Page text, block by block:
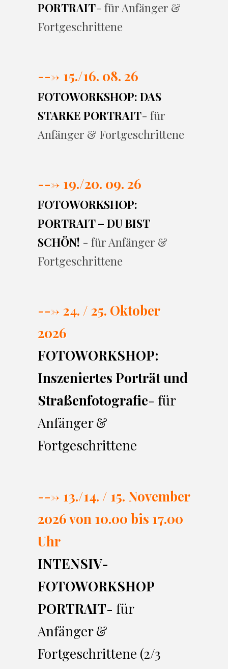
PORTRAIT- für Anfänger &
Fortgeschrittene
---> 15./16. 08. 26
FOTOWORKSHOP: DAS
STARKE PORTRAIT- für
Anfänger & Fortgeschrittene
---> 19./20. 09. 26
FOTOWORKSHOP:
PORTRAIT – DU BIST
SCHÖN! - für Anfänger &
Fortgeschrittene
---> 24. / 25. Oktober
2026
FOTOWORKSHOP:
Inszeniertes Porträt und
Straßenfotografie- für
Anfänger &
Fortgeschrittene
---> 13./14. / 15. November
2026 von 10.00 bis 17.00
Uhr
INTENSIV-
FOTOWORKSHOP
PORTRAIT- für
Anfänger &
Fortgeschrittene (2/3